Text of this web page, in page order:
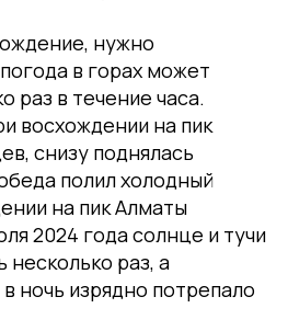
нужно
в горах может
раз в течение часа.
восхождении на пик
снизу поднялась
полил холодный
на пик Алматы
2024 года солнце и тучи
раз, а
ночь изрядно потрепало